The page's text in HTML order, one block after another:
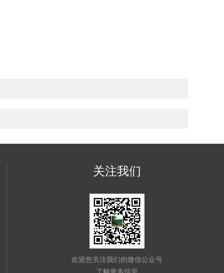
关注我们
欢迎您关注我们的微信公众号